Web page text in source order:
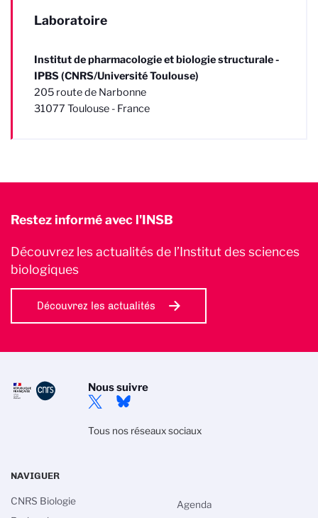
Laboratoire
Institut de pharmacologie et biologie structurale -
IPBS (CNRS/Université Toulouse)
205 route de Narbonne
31077 Toulouse - France
Restez informé avec l'INSB
Découvrez les actualités de l’Institut des sciences
biologiques
Découvrez les actualités
Nous suivre
Tous nos réseaux sociaux
NAVIGUER
CNRS Biologie
Agenda